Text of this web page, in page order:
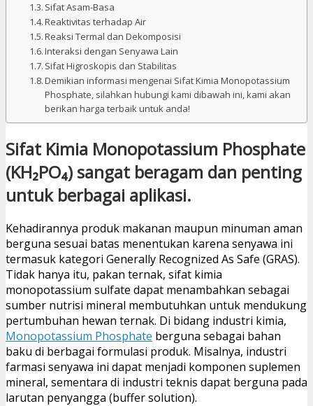
Sifat Asam-Basa
Reaktivitas terhadap Air
Reaksi Termal dan Dekomposisi
Interaksi dengan Senyawa Lain
Sifat Higroskopis dan Stabilitas
Demikian informasi mengenai Sifat Kimia Monopotassium
Phosphate, silahkan hubungi kami dibawah ini, kami akan
berikan harga terbaik untuk anda!
Sifat Kimia Monopotassium Phosphate
(KH₂PO₄) sangat beragam dan penting
untuk berbagai aplikasi.
Kehadirannya produk makanan maupun minuman aman
berguna sesuai batas menentukan karena senyawa ini
termasuk kategori Generally Recognized As Safe (GRAS).
Tidak hanya itu, pakan ternak, sifat kimia
monopotassium sulfate dapat menambahkan sebagai
sumber nutrisi mineral membutuhkan untuk mendukung
pertumbuhan hewan ternak. Di bidang industri kimia,
Monopotassium Phosphate berguna sebagai bahan
baku di berbagai formulasi produk. Misalnya, industri
farmasi senyawa ini dapat menjadi komponen suplemen
mineral, sementara di industri teknis dapat berguna pada
larutan penyangga (buffer solution).